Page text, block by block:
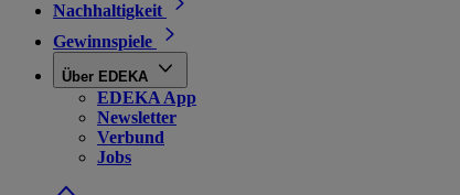
Nachhaltigkeit
Gewinnspiele
Über EDEKA
EDEKA App
Newsletter
Verbund
Jobs